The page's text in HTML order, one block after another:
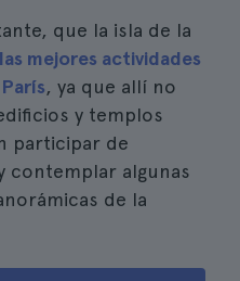
que la isla de la
las mejores actividades
, ya que allí no
y templos
participar de
contemplar algunas
de la